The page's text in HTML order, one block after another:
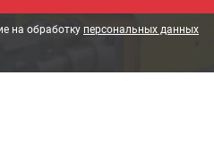
на обработку персональных данных